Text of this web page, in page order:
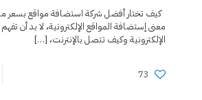
كيف تختار أفضل شركة استضافة مواقع بسعر
معنى إستضافة المواقع الإلكترونية، لا بد أن
الإلكترونية وكيف تتصل بالإنترنت، […]
73